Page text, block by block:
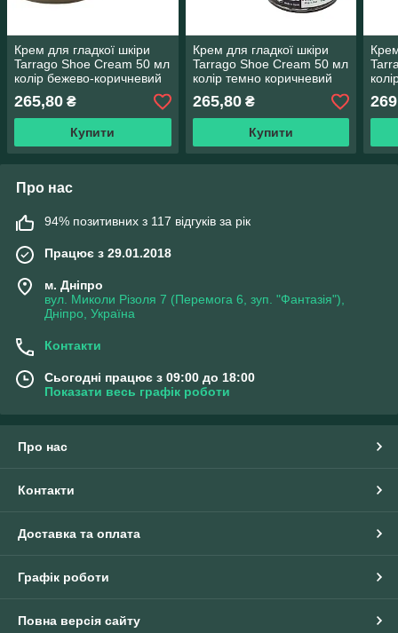
Крем для гладкої шкіри
Tarrago Shoe Cream 50 мл
колір бежево-коричневий
(04)
265,80 ₴
Купити
Крем для гладкої шкіри
Tarrago Shoe Cream 50 мл
колір темно коричневий
(06)
265,80₴
Купити
Про нас
94% позитивних з 117 відгуків за рік
Працює з 29.01.2018
м. Дніпро
вул. Миколи Різоля 7 (Перемога 6, зуп. "Фантазія"),
Дніпро, Україна
Контакти
Сьогодні працює з 09:00 до 18:00
Показати весь графік роботи
Про нас
Контакти
Доставка та оплата
Графік роботи
Повна версія сайту